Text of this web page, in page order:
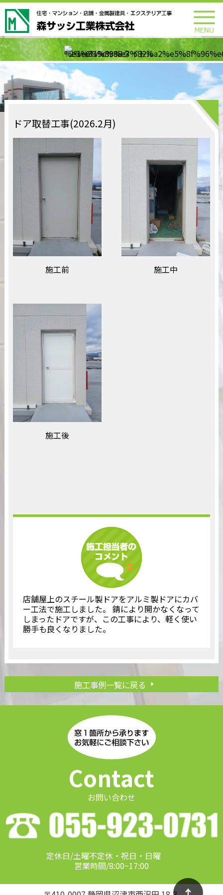
ドア取替工事(2026.2月)
施工前 施工中
施工後
店舗屋上のスチール製ドアをアルミ製ドアにカバ
ー工法で施工しました。 錆により開かなくなって
しまったドアですが、この工事により、軽く使い
勝手も良くなりました。
施工事例一覧に戻る
Contact
お問い合わせ
定休日/土曜不定休・祝日・日曜
営業時間/8:00~17:00